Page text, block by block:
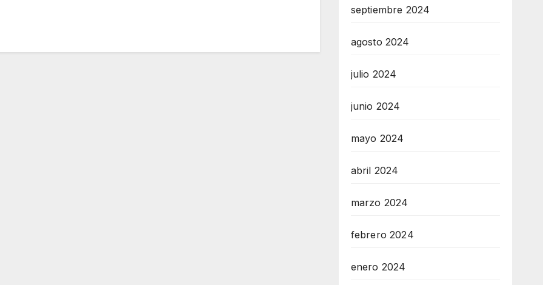
septiembre 2024
agosto 2024
julio 2024
junio 2024
mayo 2024
abril 2024
marzo 2024
febrero 2024
enero 2024